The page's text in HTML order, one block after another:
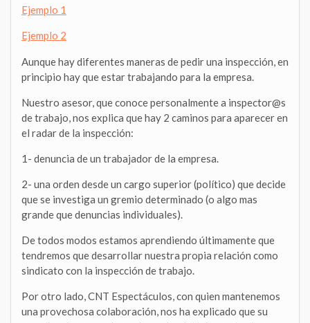
Ejemplo 1
Ejemplo 2
Aunque hay diferentes maneras de pedir una inspección, en
principio hay que estar trabajando para la empresa.
Nuestro asesor, que conoce personalmente a inspector@s
de trabajo, nos explica que hay 2 caminos para aparecer en
el radar de la inspección:
1- denuncia de un trabajador de la empresa.
2- una orden desde un cargo superior (político) que decide
que se investiga un gremio determinado (o algo mas
grande que denuncias individuales).
De todos modos estamos aprendiendo últimamente que
tendremos que desarrollar nuestra propia relación como
sindicato con la inspección de trabajo.
Por otro lado, CNT Espectáculos, con quien mantenemos
una provechosa colaboración, nos ha explicado que su